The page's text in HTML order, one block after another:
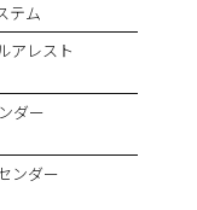
テム
アレスト
ダー
ンダー